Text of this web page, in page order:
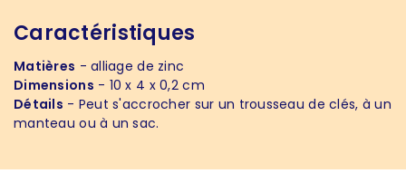
Caractéristiques
Matières - alliage de zinc
Dimensions - 10 x 4 x 0,2 cm
Détails - Peut s'accrocher sur un trousseau de clés, à un
manteau ou à un sac.